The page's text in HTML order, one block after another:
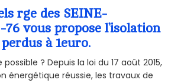
rge des SEINE-
vous propose l’isolation
à 1euro.
? Depuis la loi du 17 août 2015,
énergétique réussie, les travaux de